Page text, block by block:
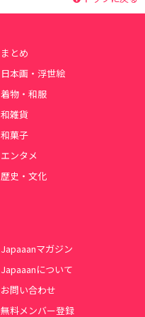
まとめ
日本画・浮世絵
着物・和服
和雑貨
和菓子
エンタメ
歴史・文化
Japaaanマガジン
Japaaanについて
お問い合わせ
無料メンバー登録